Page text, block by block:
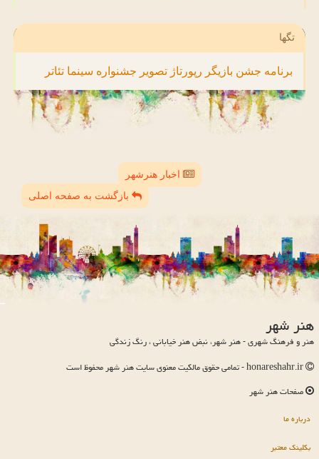
تگها
برنامه جشن بازیگر رپورتاژ تصویر جشنواره سینما تئاتر
اخبار هنرشهر
بازگشت به صفحه اصلی
هنر شهر
هنر و فرهنگ شهری - هنر شهر، نبض هنر خیابانی ، رنگ زندگی
صفحات هنر شهر
درباره ما
بکلینک معتبر